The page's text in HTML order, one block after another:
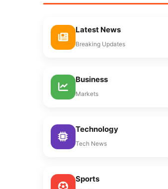
Latest News
Breaking Updates
Business
Markets
Technology
Tech News
Sports